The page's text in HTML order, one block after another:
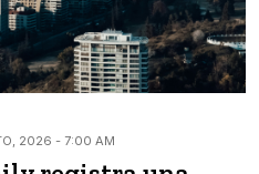
2026 - 7:00 AM